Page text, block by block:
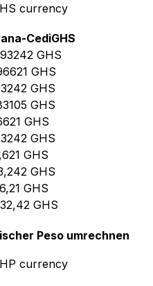
currency
CediGHS
GHS
GHS
GHS
GHS
GHS
GHS
GHS
GHS
GHS
GHS
Peso umrechnen
currency